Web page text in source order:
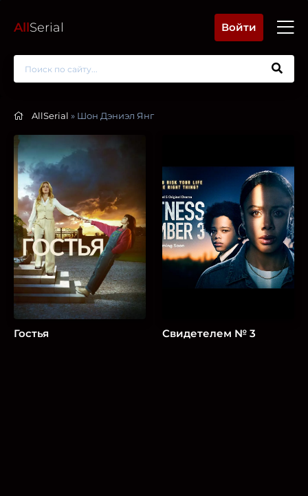
AllSerial Войти
AllSerial » Шон Дэниэл Янг
Гостья Свидетелем № 3